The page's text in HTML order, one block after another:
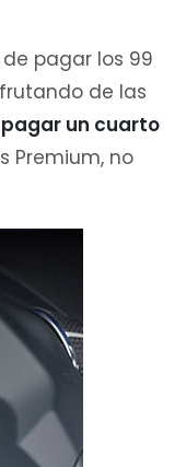
pagar los 99
de las
un cuarto
Premium, no